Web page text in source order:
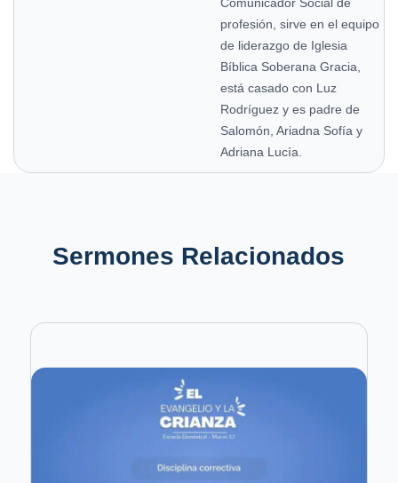
profesión, sirve en el equipo
de liderazgo de Iglesia
Bíblica Soberana Gracia,
está casado con Luz
Rodríguez y es padre de
Salomón, Ariadna Sofía y
Adriana Lucía.
Sermones Relacionados